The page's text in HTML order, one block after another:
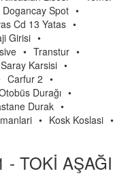
Dogancay Spot •
Cd 13 Yatas •
Girisi •
• Transtur •
Karsisi •
Carfur 2 •
Durağı •
Durak •
• Kosk Koslasi •
- TOKİ AŞAĞI